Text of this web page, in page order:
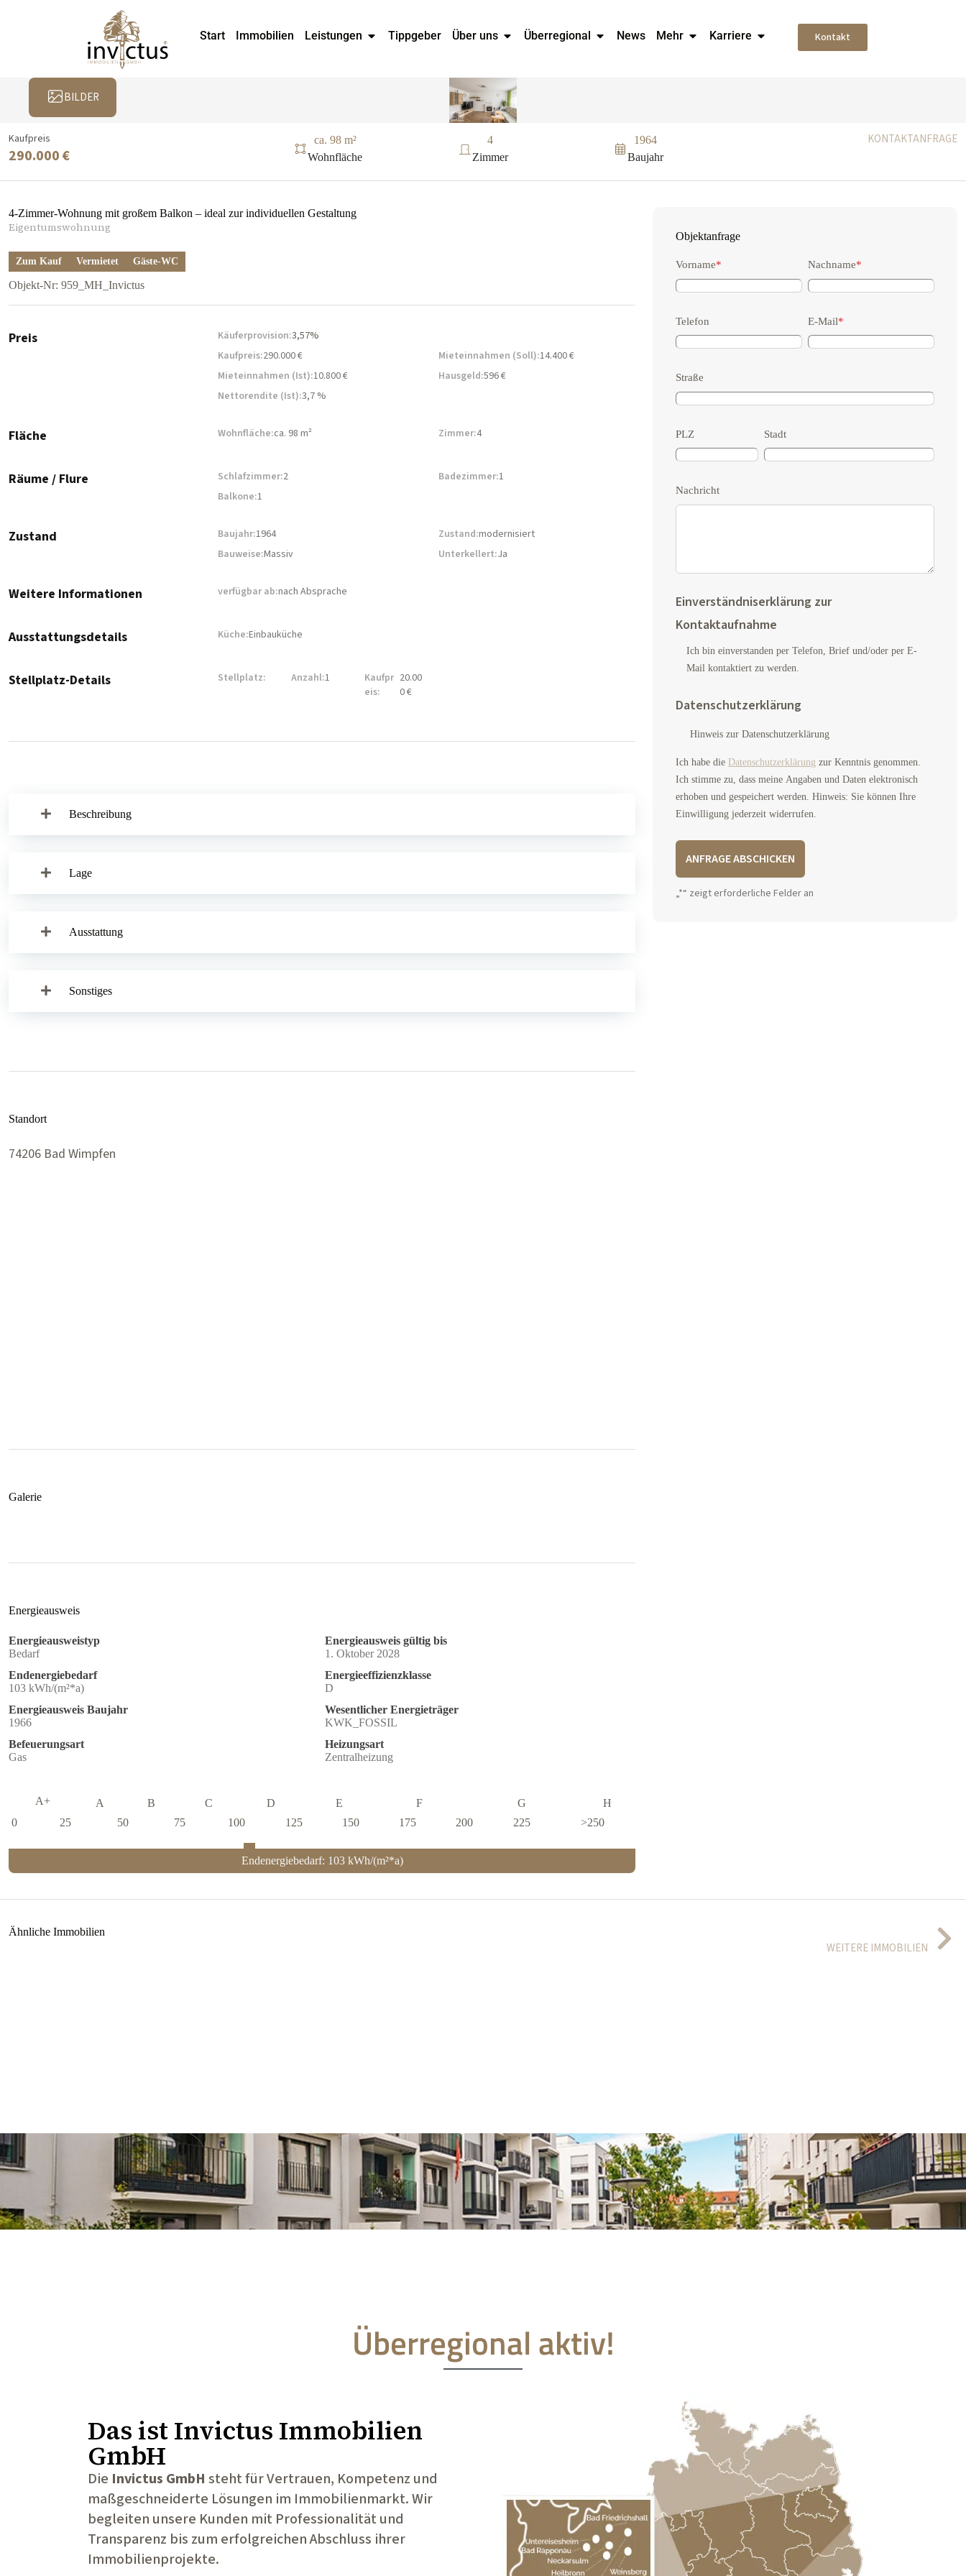
Start Immobilien Leistungen Tippgeber Über uns Überregional News Mehr Karriere Kontakt
BILDER
Kaufpreis
290.000 €
ca. 98 m²
Wohnfläche
4
Zimmer
1964
Baujahr
KONTAKTANFRAGE
4-Zimmer-Wohnung mit großem Balkon – ideal zur individuellen Gestaltung
Eigentumswohnung
Zum Kauf Vermietet Gäste-WC
Objekt-Nr: 959_MH_Invictus
Preis Käuferprovision:3,57%
Kaufpreis:290.000 € Mieteinnahmen (Soll):14.400 €
Mieteinnahmen (Ist):10.800 € Hausgeld:596 €
Nettorendite (Ist):3,7 %
Fläche Wohnfläche:ca. 98 m² Zimmer:4
Räume / Flure Schlafzimmer:2 Badezimmer:1
Balkone:1
Zustand Baujahr:1964 Zustand:modernisiert
Bauweise:Massiv Unterkellert:Ja
Weitere Informationen verfügbar ab:nach Absprache
Ausstattungsdetails Küche:Einbauküche
Stellplatz-Details Stellplatz: Anzahl:1
Kaufpr
eis:
20.00
0 €
Beschreibung
Lage
Ausstattung
Sonstiges
Standort
74206 Bad Wimpfen
Galerie
Energieausweis
Energieausweistyp
Bedarf
Energieausweis gültig bis
1. Oktober 2028
Endenergiebedarf
103 kWh/(m²*a)
Energieeffizienzklasse
D
Energieausweis Baujahr
1966
Wesentlicher Energieträger
KWK_FOSSIL
Befeuerungsart
Gas
Heizungsart
Zentralheizung
A+ A B C D E F G
H
0
25 50 75 100 125 150 175 200 225 >250
Endenergiebedarf: 103 kWh/(m²*a)
Objektanfrage
„*“ zeigt erforderliche Felder an
Vorname* Nachname*
Telefon E-Mail*
Straße
PLZ Stadt
Nachricht
Einverständniserklärung zur
Kontaktaufnahme
Ich bin einverstanden per Telefon, Brief und/oder per E-
Mail kontaktiert zu werden.
Datenschutzerklärung
Hinweis zur Datenschutzerklärung
Ich habe die Datenschutzerklärung zur Kenntnis genommen.
Ich stimme zu, dass meine Angaben und Daten elektronisch
erhoben und gespeichert werden. Hinweis: Sie können Ihre
Einwilligung jederzeit widerrufen.
l
Ähnliche Immobilien
WEITERE IMMOBILIEN
Überregional aktiv!
Das istInvictus Immobilien
GmbH
Die Invictus GmbH steht für Vertrauen, Kompetenz und
maßgeschneiderte Lösungen im Immobilienmarkt. Wir
begleiten unsere Kunden mit Professionalität und
Transparenz bis zum erfolgreichen Abschluss ihrer
Immobilienprojekte.